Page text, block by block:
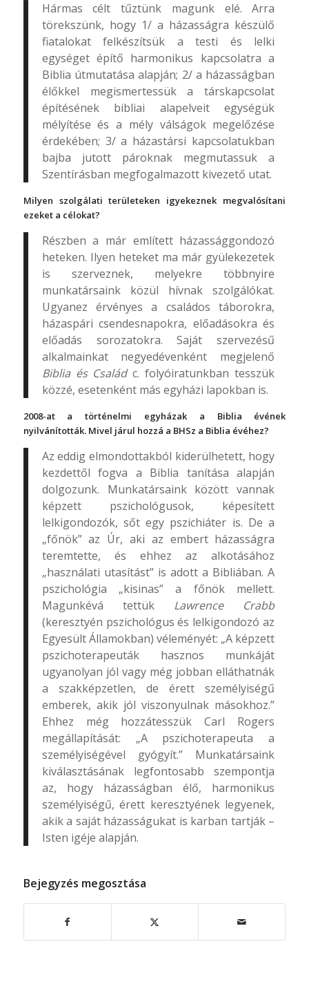
Hármas célt tűztünk magunk elé. Arra
törekszünk, hogy 1/ a házasságra készülő
fiatalokat felkészítsük a testi és lelki
egységet építő harmonikus kapcsolatra a
Biblia útmutatása alapján; 2/ a házasságban
élőkkel megismertessük a társkapcsolat
építésének bibliai alapelveit egységük
mélyítése és a mély válságok megelőzése
érdekében; 3/ a házastársi kapcsolatukban
bajba jutott pároknak megmutassuk a
Szentírásban megfogalmazott kivezető utat.
Milyen szolgálati területeken igyekeznek megvalósítani
ezeket a célokat?
Részben a már említett házassággondozó
heteken. Ilyen heteket ma már gyülekezetek
is szerveznek, melyekre többnyire
munkatársaink közül hívnak szolgálókat.
Ugyanez érvényes a családos táborokra,
házaspári csendesnapokra, előadásokra és
előadás sorozatokra. Saját szervezésű
alkalmainkat negyedévenként megjelenő
Biblia és Családc. folyóiratunkban tesszük
közzé, esetenként más egyházi lapokban is.
2008-at a történelmi egyházak a Biblia évének
nyilvánították. Mivel járul hozzá a BHSz a Biblia évéhez?
Az eddig elmondottakból kiderülhetett, hogy
kezdettől fogva a Biblia tanítása alapján
dolgozunk. Munkatársaink között vannak
képzett pszichológusok, képesített
lelkigondozók, sőt egy pszichiáter is. De a
„főnök” az Úr, aki az embert házasságra
teremtette, és ehhez az alkotásához
„használati utasítást” is adott a Bibliában. A
pszichológia „kisinas” a főnök mellett.
Magunkévá tettük Lawrence Crabb
(keresztyén pszichológus és lelkigondozó az
Egyesült Államokban) véleményét: „A képzett
pszichoterapeuták hasznos munkáját
ugyanolyan jól vagy még jobban elláthatnák
a szakképzetlen, de érett személyiségű
emberek, akik jól viszonyulnak másokhoz.”
Ehhez még hozzátesszük Carl Rogers
megállapítását: „A pszichoterapeuta a
személyiségével gyógyít.” Munkatársaink
kiválasztásának legfontosabb szempontja
az, hogy házasságban élő, harmonikus
személyiségű, érett keresztyének legyenek,
akik a saját házasságukat is karban tartják –
Isten igéje alapján.
Bejegyzés megosztása